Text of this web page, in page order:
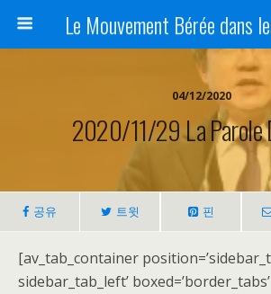
04/12/2020
2020/11/29 La Parole
공유 트윗 핀
[av_tab_container
sidebar_tab_left’ boxed=’border_tabs’